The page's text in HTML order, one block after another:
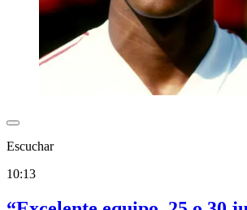
Escuchar
10:13